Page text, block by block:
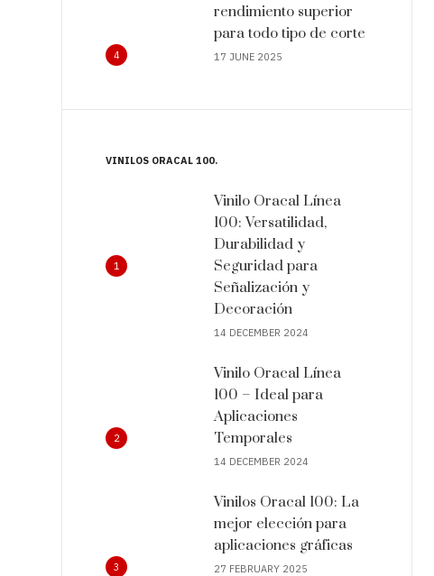
4
rendimiento superior
para todo tipo de corte
17 JUNE 2025
VINILOS ORACAL 100
1
Vinilo Oracal Línea
100: Versatilidad,
Durabilidad y
Seguridad para
Señalización y
Decoración
14 DECEMBER 2024
2
Vinilo Oracal Línea
100 – Ideal para
Aplicaciones
Temporales
14 DECEMBER 2024
3
Vinilos Oracal 100: La
mejor elección para
aplicaciones gráficas
27 FEBRUARY 2025